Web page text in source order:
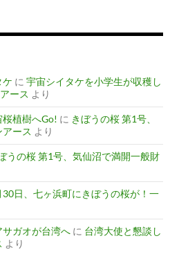
ケ に 宇宙シイタケを小学生が収穫し
ース より
植樹へGo! に きぼうの桜 第1号、
ース より
うの桜 第1号、気仙沼で満開一般財
30日、七ヶ浜町にきぼうの桜が！一
ガオが台湾へ に 台湾大使と懇談し
より